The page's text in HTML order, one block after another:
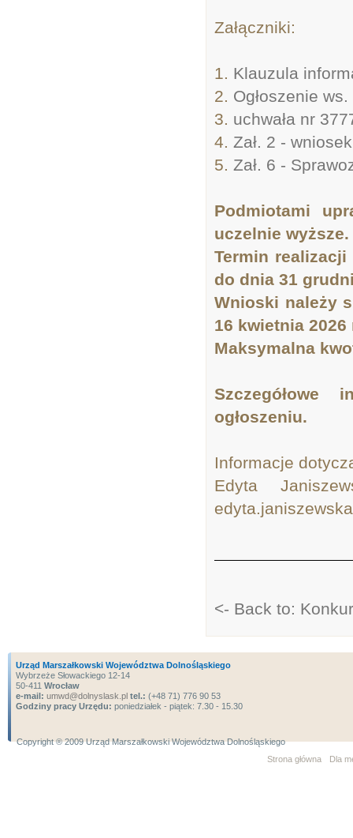
Załączniki:
1. Klauzula
2. Ogłoszenie
3. uchwała nr
4. Zał. 2 - wniosek
5. Zał. 6 -
Podmiotami
uczelnie wyższe.
Termin
do dnia 31
Wnioski należy
16 kwietnia 2026
Maksymalna
ogłoszeniu.
Informacje
Edyta
<- Back to:
Urząd Marszałkowski Województwa Dolnośląskiego
Wybrzeże Słowackiego 12-14
50-411 Wrocław
e-mail: umwd@dolnyslask.pl tel.: (+48 71) 776 90 53
Godziny pracy Urzędu: poniedziałek - piątek: 7.30 - 15.30
Copyright ® 2009 Urząd Marszałkowski Województwa Dolnośląskiego
Strona główna
Dla